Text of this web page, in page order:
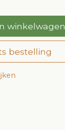
winkelwagen
bestelling